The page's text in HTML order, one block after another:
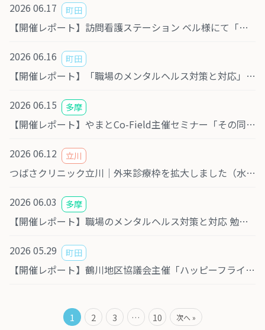
2026 06.17 町田
【開催レポート】訪問看護ステーション ベル様にて「ひきこもりと回避性パーソナリティ障害について」勉強会を開催しました
2026 06.16 町田
【開催レポート】「職場のメンタルヘルス対策と対応」勉強会を開催しました
2026 06.15 多摩
【開催レポート】やまとCo-Field主催セミナー「その同意、本当に大丈夫？ 医療・法律・家族の視点で考える意思決定支援」に登壇しました
2026 06.12 立川
つばさクリニック立川｜外来診療枠を拡大しました（水曜・土曜の予約が可能に）
2026 06.03 多摩
【開催レポート】職場のメンタルヘルス対策と対応 勉強会を実施しました
2026 05.29 町田
【開催レポート】鶴川地区協議会主催「ハッピーフライデー」にて認知症に関する講演を行いました
1 2 3 … 10 次へ »